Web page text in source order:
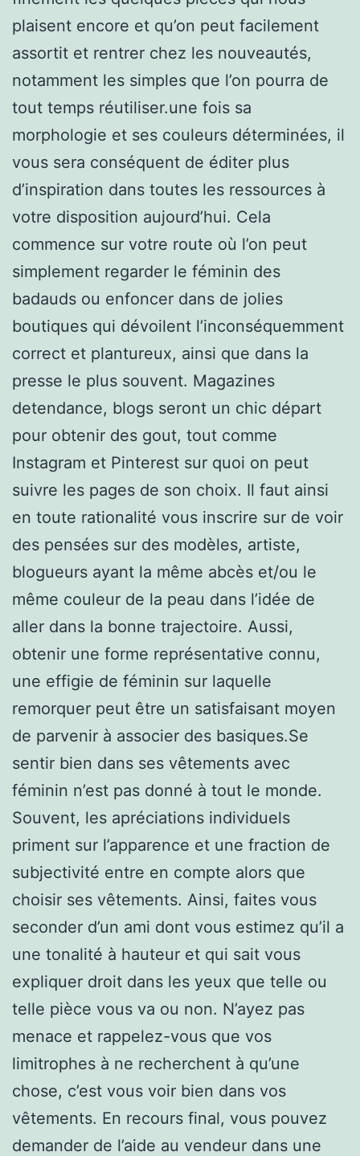
plaisent encore et qu’on peut facilement
assortit et rentrer chez les nouveautés,
notamment les simples que l’on pourra de
tout temps réutiliser.une fois sa
morphologie et ses couleurs déterminées, il
vous sera conséquent de éditer plus
d’inspiration dans toutes les ressources à
votre disposition aujourd’hui. Cela
commence sur votre route où l’on peut
simplement regarder le féminin des
badauds ou enfoncer dans de jolies
boutiques qui dévoilent l’inconséquemment
correct et plantureux, ainsi que dans la
presse le plus souvent. Magazines
detendance, blogs seront un chic départ
pour obtenir des gout, tout comme
Instagram et Pinterest sur quoi on peut
suivre les pages de son choix. Il faut ainsi
en toute rationalité vous inscrire sur de voir
des pensées sur des modèles, artiste,
blogueurs ayant la même abcès et/ou le
même couleur de la peau dans l’idée de
aller dans la bonne trajectoire. Aussi,
obtenir une forme représentative connu,
une effigie de féminin sur laquelle
remorquer peut être un satisfaisant moyen
de parvenir à associer des basiques.Se
sentir bien dans ses vêtements avec
féminin n’est pas donné à tout le monde.
Souvent, les apréciations individuels
priment sur l’apparence et une fraction de
subjectivité entre en compte alors que
choisir ses vêtements. Ainsi, faites vous
seconder d’un ami dont vous estimez qu’il a
une tonalité à hauteur et qui sait vous
expliquer droit dans les yeux que telle ou
telle pièce vous va ou non. N’ayez pas
menace et rappelez-vous que vos
limitrophes à ne recherchent à qu’une
chose, c’est vous voir bien dans vos
vêtements. En recours final, vous pouvez
demander de l’aide au vendeur dans une